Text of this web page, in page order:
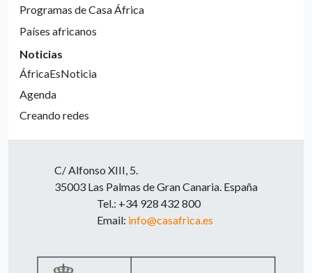
Programas de Casa África
Países africanos
Noticias
ÁfricaEsNoticia
Agenda
Creando redes
C/ Alfonso XIII, 5.
35003 Las Palmas de Gran Canaria. España
Tel.: +34 928 432 800
Email: info@casafrica.es